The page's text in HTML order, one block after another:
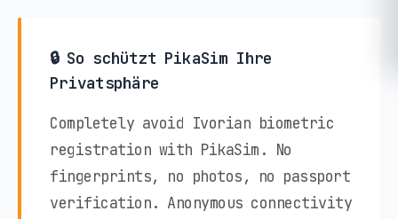
🔒 So schützt PikaSim Ihre
Privatsphäre
Completely avoid Ivorian biometric
registration with PikaSim. No
fingerprints, no photos, no passport
verification. Anonymous connectivity